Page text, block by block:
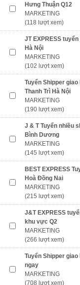
Hưng Thuận Q12
MARKETING
(118 lượt xem)
JT EXPRESS
Hà Nội
MARKETING
(102 lượt xem)
Tuyển Shipper
Thanh Trì Hà Nội
MARKETING
(190 lượt xem)
J & T Tuyển nhiều
Bình Dương
MARKETING
(145 lượt xem)
BEST EXPRESS
Hoà Đồng Nai
MARKETING
(215 lượt xem)
J&T EXPRESS
khu vực Q2
MARKETING
(266 lượt xem)
Tuyển Shipper
ngay
MARKETING
(708 lượt xem)